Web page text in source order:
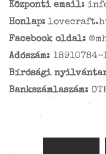
Központi email:
Honlap:
Facebook oldal:
Adószám: 18910784-
Bírósági
Bankszámlaszám: